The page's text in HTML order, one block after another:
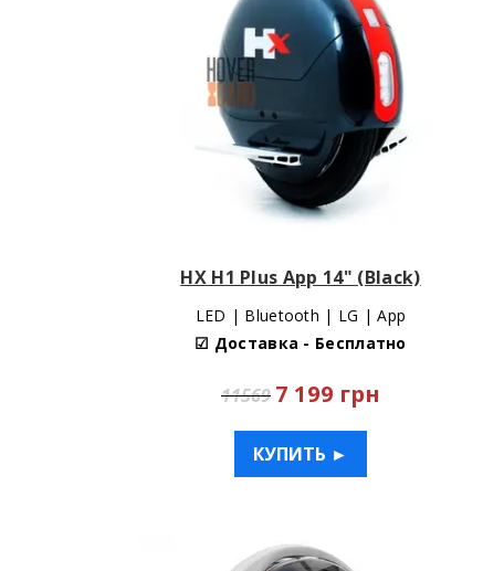
HX H1 Plus App 14" (Black)
LED | Bluetooth | LG | App
☑ Доставка - Бесплатно
11569 7 199 грн
КУПИТЬ ►